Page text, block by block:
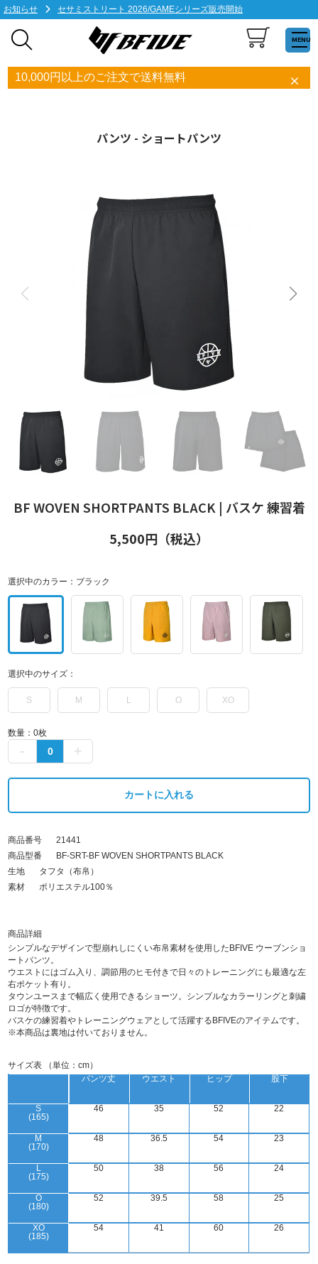
お知らせ セサミストリート 2026/GAMEシリーズ販売開始
MENU
10,000円以上のご注文で送料無料
パンツ - ショートパンツ
BF WOVEN SHORTPANTS BLACK | バスケ 練習着
5,500円（税込）
選択中のカラー： ブラック
選択中のサイズ：
S M L O XO
数量：0枚
カートに入れる
商品番号
21441
商品型番
BF-SRT-BF WOVEN SHORTPANTS BLACK
生地
タフタ（布帛）
素材
ポリエステル100％
商品詳細
シンプルなデザインで型崩れしにくい布帛素材を使用したBFIVE ウーブンショ
ートパンツ。
ウエストにはゴム入り、調節用のヒモ付きで日々のトレーニングにも最適な左
右ポケット有り。
タウンユースまで幅広く使用できるショーツ。シンプルなカラーリングと刺繍
ロゴが特徴です。
バスケの練習着やトレーニングウェアとして活躍するBFIVEのアイテムです。
※本商品は裏地は付いておりません。
サイズ表 （単位：cm）
S
(165)
M
(170)
L
(175)
O
(180)
XO
(185)
パンツ丈
46
48
50
52
54
ウエスト
35
36.5
38
39.5
41
ヒップ
52
54
56
58
60
股下
22
23
24
25
26